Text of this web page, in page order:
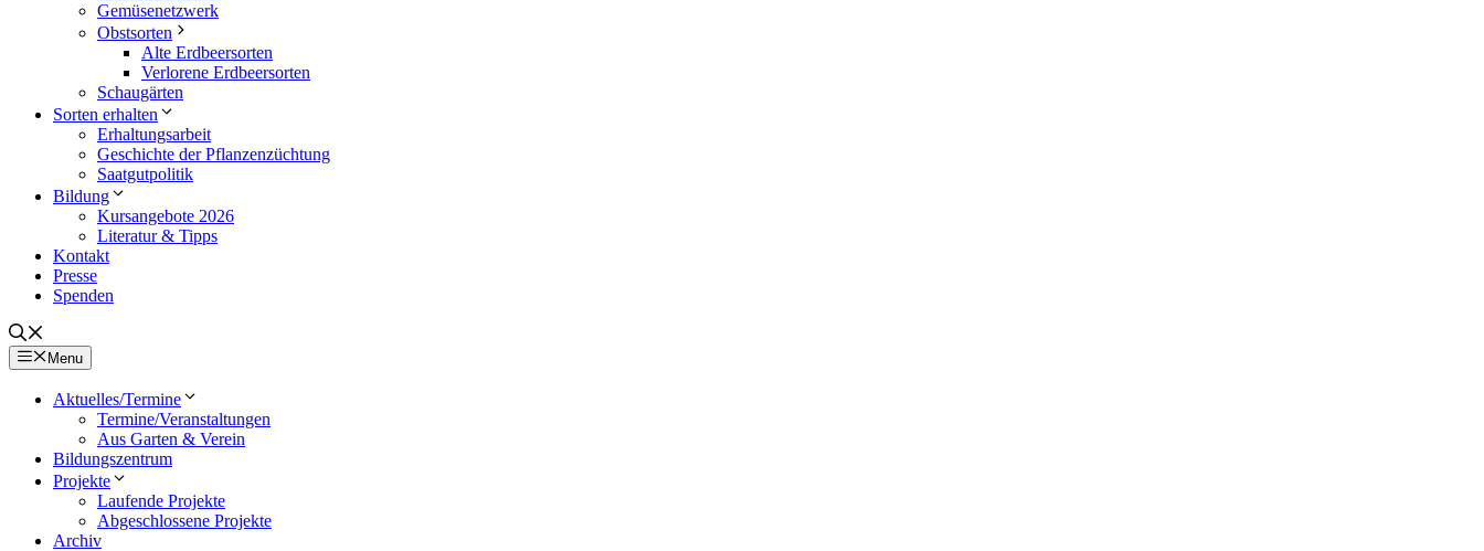
Gemüsenetzwerk
Obstsorten
Alte Erdbeersorten
Verlorene Erdbeersorten
Schaugärten
Sorten erhalten
Erhaltungsarbeit
Geschichte der Pflanzenzüchtung
Saatgutpolitik
Bildung
Kursangebote 2026
Literatur & Tipps
Kontakt
Presse
Spenden
Menu
Aktuelles/Termine
Termine/Veranstaltungen
Aus Garten & Verein
Bildungszentrum
Projekte
Laufende Projekte
Abgeschlossene Projekte
Archiv